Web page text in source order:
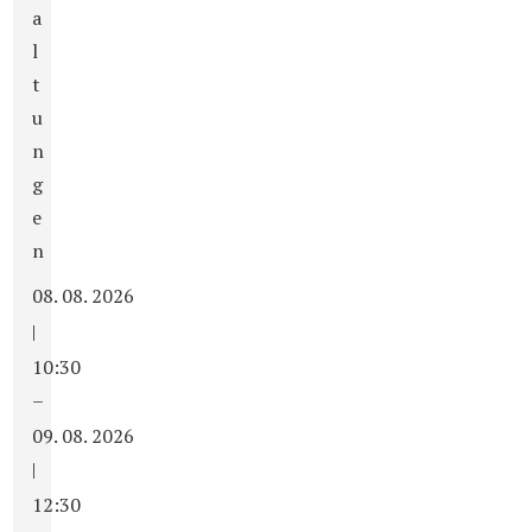
a
l
t
u
n
g
e
n
08. 08. 2026
|
10:30
–
09. 08. 2026
|
12:30